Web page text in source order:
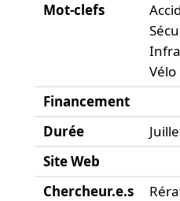
Mot-clefs
Vélo
Financement
Durée
Site Web
Chercheur.e.s